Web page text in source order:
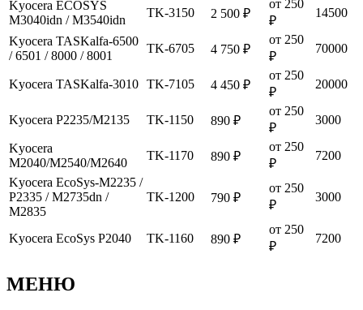
Kyocera ECOSYS
M3040idn / M3540idn
TK-3150 2 500 ₽
от 250
₽
14500
Kyocera TASKalfa-6500
/ 6501 / 8000 / 8001
TK-6705 4 750 ₽
от 250
₽
70000
Kyocera TASKalfa-3010 TK-7105 4 450 ₽
от 250
₽
20000
Kyocera P2235/M2135 TK-1150 890 ₽
от 250
₽
3000
Kyocera
M2040/M2540/M2640
TK-1170 890 ₽
от 250
₽
7200
Kyocera EcoSys-M2235 /
P2335 / M2735dn /
M2835
TK-1200 790 ₽
от 250
₽
3000
Kyocera EcoSys P2040 TK-1160 890 ₽
от 250
₽
7200
МЕНЮ